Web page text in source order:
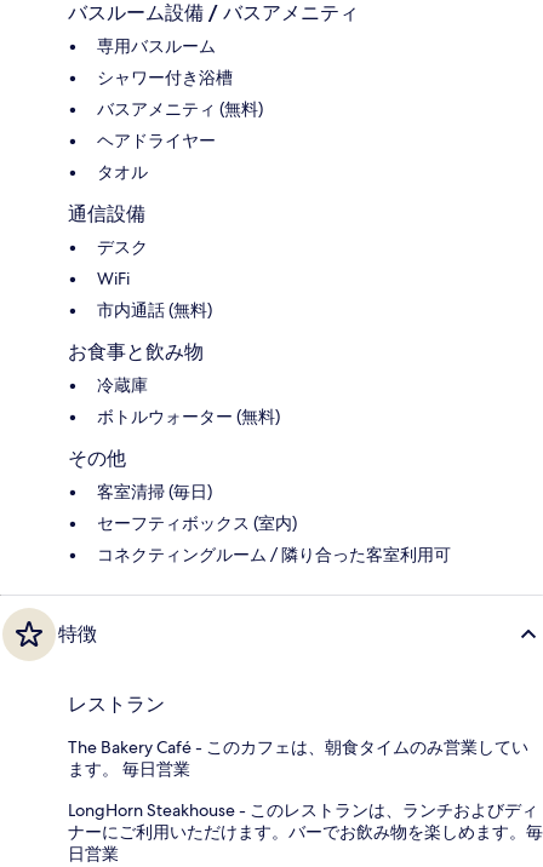
バスルーム設備 / バスアメニティ
専用バスルーム
シャワー付き浴槽
バスアメニティ (無料)
ヘアドライヤー
タオル
通信設備
デスク
WiFi
市内通話 (無料)
お食事と飲み物
冷蔵庫
ボトルウォーター (無料)
その他
客室清掃 (毎日)
セーフティボックス (室内)
コネクティングルーム / 隣り合った客室利用可
特徴
レストラン
The Bakery Café - このカフェは、朝食タイムのみ営業してい
ます。 毎日営業
LongHorn Steakhouse - このレストランは、ランチおよびディ
ナーにご利用いただけます。バーでお飲み物を楽しめます。毎
日営業